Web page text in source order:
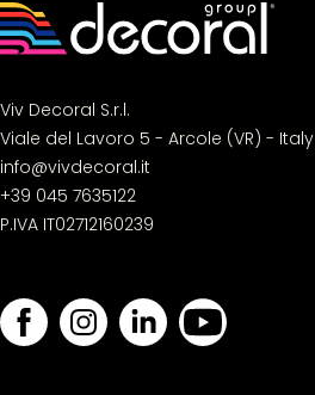
Viv Decoral S.r.l.
Viale del Lavoro 5 - Arcole (VR) - Italy
info@vivdecoral.it
+39 045 7635122
P.IVA IT02712160239